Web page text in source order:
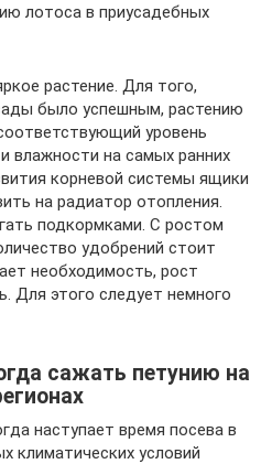
лотоса в приусадебных
растение. Для того,
было успешным, растению
уровень
влажности на самых ранних
корневой системы ящики
на радиатор отопления.
подкормками. С ростом
удобрений стоит
необходимость, рост
Для этого следует немного
сажать петунию на
наступает время посева в
климатических условий